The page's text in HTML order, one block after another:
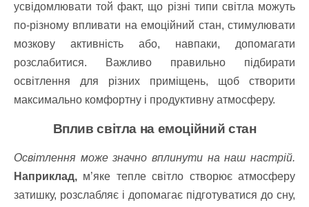
усвідомлювати той факт, що різні типи світла можуть
по-різному впливати на емоційний стан, стимулювати
мозкову активність або, навпаки, допомагати
розслабитися. Важливо правильно підбирати
освітлення для різних приміщень, щоб створити
максимально комфортну і продуктивну атмосферу.
Вплив світла на емоційний стан
Освітлення може значно вплинути на наш настрій.
Наприклад, м’яке тепле світло створює атмосферу
затишку, розслабляє і допомагає підготуватися до сну,